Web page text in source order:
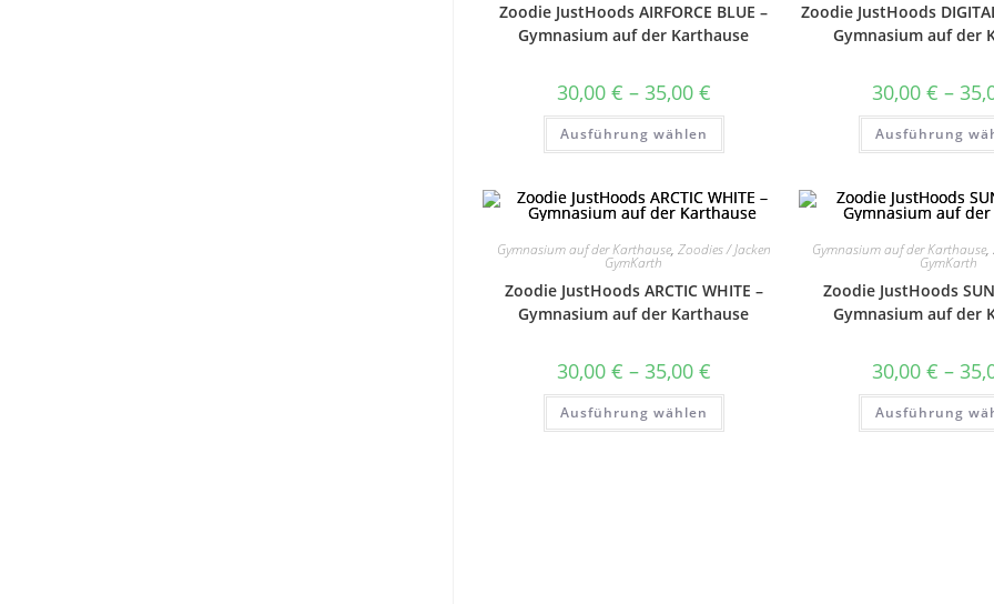
Produktseite
gewählt
werden
Zoodie JustHoods AIRFORCE BLUE –
Gymnasium auf der Karthause
30,00 € – 35,00 €Preisspanne:
30,00 €
bis
Ausführung wählen
Dieses
weist
auf.
Die
können
auf
Produktseite
gewählt
werden
Zoodie JustHoods
Gymnasium auf der
30,00 € –
Ausführung
Gymnasium auf der Karthause, Zoodies / Jacken
GymKarth
Zoodie JustHoods ARCTIC WHITE –
Gymnasium auf der Karthause
30,00 € – 35,00 €Preisspanne:
30,00 €
bis
Ausführung wählen
Dieses
weist
Gymnasium auf der Karthause,
GymKarth
Zoodie JustHoods
Gymnasium auf der
30,00 € –
Ausführung